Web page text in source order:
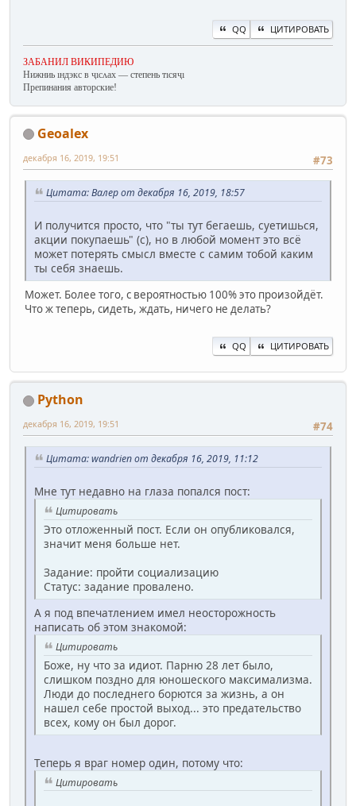
QQ ЦИТИРОВАТЬ
ЗАБАНИЛ ВИКИПЕДИЮ
Нижниь ıндэкс в ҷıсʌах — степень тıсяҷı
Препинания авторские!
Geoalex
#73
декабря 16, 2019, 19:51
Цитата: Валер от декабря 16, 2019, 18:57
И получится просто, что "ты тут бегаешь, суетишься,
акции покупаешь" (с), но в любой момент это всё
может потерять смысл вместе с самим тобой каким
ты себя знаешь.
Может. Более того, с вероятностью 100% это произойдёт.
Что ж теперь, сидеть, ждать, ничего не делать?
QQ ЦИТИРОВАТЬ
Python
#74
декабря 16, 2019, 19:51
Цитата: wandrien от декабря 16, 2019, 11:12
Мне тут недавно на глаза попался пост:
Цитировать
Это отложенный пост. Если он опубликовался,
значит меня больше нет.
Задание: пройти социализацию
Статус: задание провалено.
А я под впечатлением имел неосторожность
написать об этом знакомой:
Цитировать
Боже, ну что за идиот. Парню 28 лет было,
слишком поздно для юношеского максимализма.
Люди до последнего борются за жизнь, а он
нашел себе простой выход... это предательство
всех, кому он был дорог.
Теперь я враг номер один, потому что:
Цитировать